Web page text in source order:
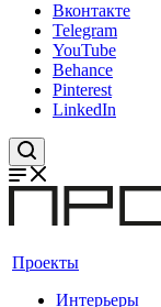
Вконтакте
Telegram
YouTube
Behance
Pinterest
LinkedIn
Проекты
Интерьеры